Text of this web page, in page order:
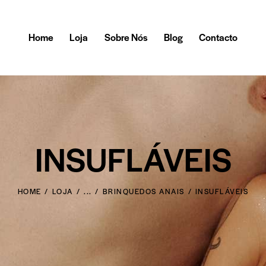
Home Loja Sobre Nós Blog Contacto
INSUFLÁVEIS
HOME LOJA ... BRINQUEDOS ANAIS INSUFLÁVEIS